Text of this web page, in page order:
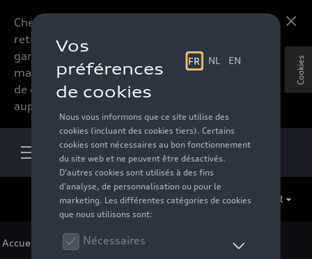
Chers accessoires-lovers,
retrouvez dorénavant toute la
gamme d’accessoires de votre
marque préférée sous forme
de catalogue à commander
auprès de votre distributeur.
FR
Accueil Pour votre Audi > > Textile
Cookies